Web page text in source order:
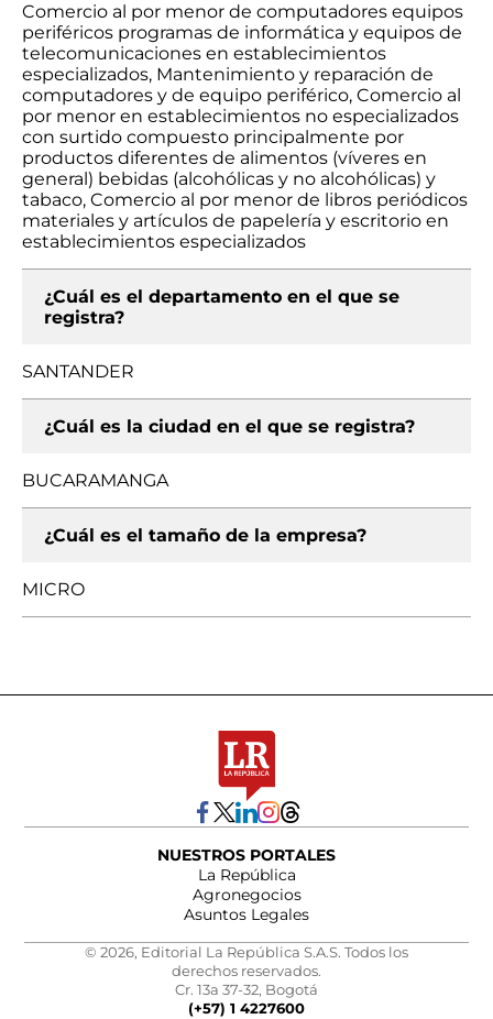
Comercio al por menor de computadores equipos
periféricos programas de informática y equipos de
telecomunicaciones en establecimientos
especializados, Mantenimiento y reparación de
computadores y de equipo periférico, Comercio al
por menor en establecimientos no especializados
con surtido compuesto principalmente por
productos diferentes de alimentos (víveres en
general) bebidas (alcohólicas y no alcohólicas) y
tabaco, Comercio al por menor de libros periódicos
materiales y artículos de papelería y escritorio en
establecimientos especializados
¿Cuál es el departamento en el que se
registra?
SANTANDER
¿Cuál es la ciudad en el que se registra?
BUCARAMANGA
¿Cuál es el tamaño de la empresa?
MICRO
NUESTROS PORTALES
La República
Agronegocios
Asuntos Legales
© 2026, Editorial La República S.A.S. Todos los
derechos reservados.
Cr. 13a 37-32, Bogotá
(+57) 1 4227600